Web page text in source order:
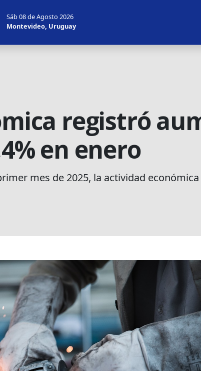
Sáb 08 de Agosto 2026
Montevideo, Uruguay
registró
en enero
mes de 2025, la actividad